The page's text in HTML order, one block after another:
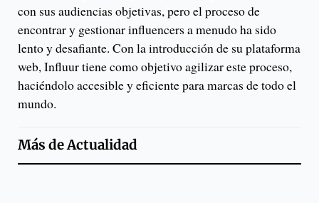
con sus audiencias objetivas, pero el proceso de
encontrar y gestionar influencers a menudo ha sido
lento y desafiante. Con la introducción de su plataforma
web, Influur tiene como objetivo agilizar este proceso,
haciéndolo accesible y eficiente para marcas de todo el
mundo.
Más deActualidad